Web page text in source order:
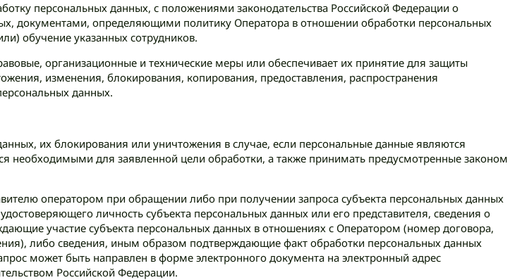
персональных данных, с положениями законодательства Российской Федерации о
документами, определяющими политику Оператора в отношении обработки персональных
обучение указанных сотрудников.
организационные и технические меры или обеспечивает их принятие для защиты
изменения, блокирования, копирования, предоставления, распространения
данных.
их блокирования или уничтожения в случае, если персональные данные являются
для заявленной цели обработки, а также принимать предусмотренные законом
оператором при обращении либо при получении запроса субъекта персональных данных
личность субъекта персональных данных или его представителя, сведения о
участие субъекта персональных данных в отношениях с Оператором (номер договора,
либо сведения, иным образом подтверждающие факт обработки персональных данных
может быть направлен в форме электронного документа на электронный адрес
Российской Федерации.